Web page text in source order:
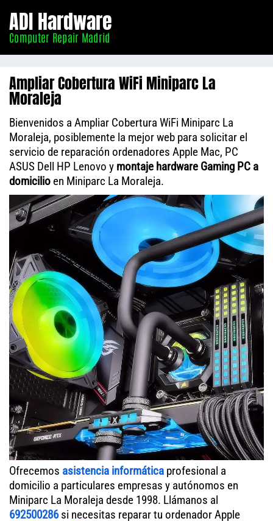
Madrid
ADI Hardware
Computer Repair Madrid
Ampliar Cobertura WiFi Miniparc La
Moraleja
Bienvenidos a Ampliar Cobertura WiFi Miniparc La
Moraleja, posiblemente la mejor web para solicitar el
servicio de reparación ordenadores Apple Mac, PC
ASUS Dell HP Lenovo y montaje hardware Gaming PC a
domicilio en Miniparc La Moraleja.
Ofrecemos asistencia informática profesional a
domicilio a particulares empresas y autónomos en
Miniparc La Moraleja desde 1998. Llámanos al
692500286si necesitas reparar tu ordenador Apple